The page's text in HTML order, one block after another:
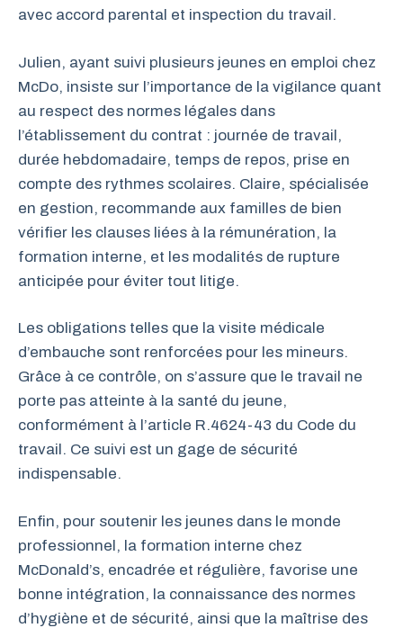
avec accord parental et inspection du travail.
Julien, ayant suivi plusieurs jeunes en emploi chez
McDo, insiste sur l’importance de la vigilance quant
au respect des normes légales dans
l’établissement du contrat : journée de travail,
durée hebdomadaire, temps de repos, prise en
compte des rythmes scolaires. Claire, spécialisée
en gestion, recommande aux familles de bien
vérifier les clauses liées à la rémunération, la
formation interne, et les modalités de rupture
anticipée pour éviter tout litige.
Les obligations telles que la visite médicale
d’embauche sont renforcées pour les mineurs.
Grâce à ce contrôle, on s’assure que le travail ne
porte pas atteinte à la santé du jeune,
conformément à l’article R.4624-43 du Code du
travail. Ce suivi est un gage de sécurité
indispensable.
Enfin, pour soutenir les jeunes dans le monde
professionnel, la formation interne chez
McDonald’s, encadrée et régulière, favorise une
bonne intégration, la connaissance des normes
d’hygiène et de sécurité, ainsi que la maîtrise des